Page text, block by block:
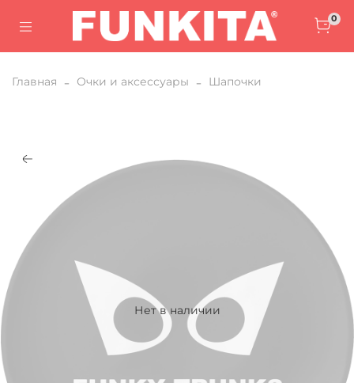
0
Главная Очки и аксессуары Шапочки
Нет в наличии